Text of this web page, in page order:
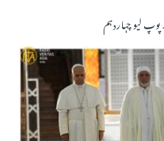
لیو چہاردہم